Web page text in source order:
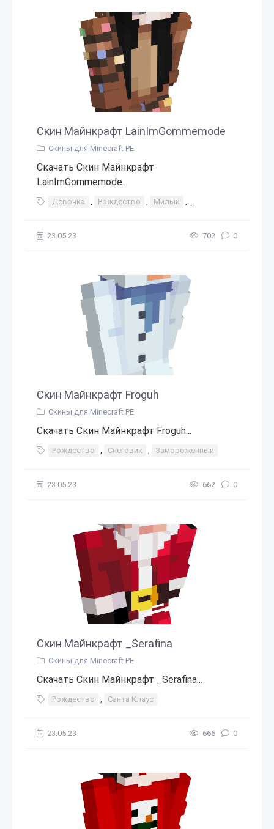
Скин Майнкрафт LainImGommemode
Скины для Minecraft PE
Скачать Скин Майнкрафт
LainImGommemode...
Девочка , Рождество , Милый , Комбинезон костюм
23.05.23 702 0
Скин Майнкрафт Froguh
Скины для Minecraft PE
Скачать Скин Майнкрафт Froguh...
Рождество , Снеговик , Замороженный
23.05.23 662 0
Скин Майнкрафт _Serafina
Скины для Minecraft PE
Скачать Скин Майнкрафт _Serafina...
Рождество , Санта Клаус
23.05.23 666 0